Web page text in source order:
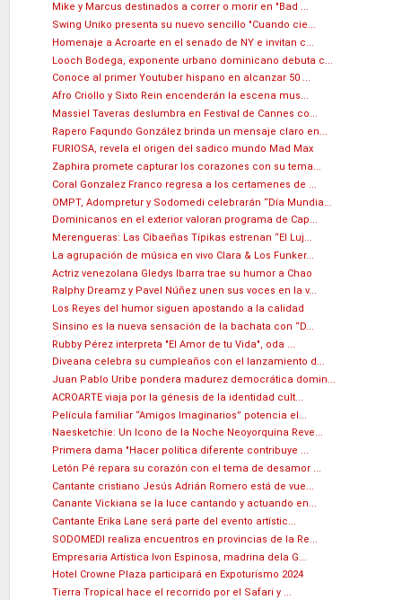
Mike y Marcus destinados a correr o morir en "Bad ...
Swing Uniko presenta su nuevo sencillo "Cuando cie...
Homenaje a Acroarte en el senado de NY e invitan c...
Looch Bodega, exponente urbano dominicano debuta c...
Conoce al primer Youtuber hispano en alcanzar 50 ...
Afro Criollo y Sixto Rein encenderán la escena mus...
Massiel Taveras deslumbra en Festival de Cannes co...
Rapero Faqundo González brinda un mensaje claro en...
FURIOSA, revela el origen del sadico mundo Mad Max
Zaphira promete capturar los corazones con su tema...
Coral Gonzalez Franco regresa a los certamenes de ...
OMPT, Adompretur y Sodomedi celebrarán “Día Mundia...
Dominicanos en el exterior valoran programa de Cap...
Merengueras: Las Cibaeñas Típikas estrenan “El Luj...
La agrupación de música en vivo Clara & Los Funker...
Actriz venezolana Gledys Ibarra trae su humor a Chao
Ralphy Dreamz y Pavel Núñez unen sus voces en la v...
Los Reyes del humor siguen apostando a la calidad
Sinsino es la nueva sensación de la bachata con “D...
Rubby Pérez interpreta "El Amor de tu Vida", oda ...
Diveana celebra su cumpleaños con el lanzamiento d...
Juan Pablo Uribe pondera madurez democrática domin...
ACROARTE viaja por la génesis de la identidad cult...
Película familiar “Amigos Imaginarios” potencia el...
Naesketchie: Un Icono de la Noche Neoyorquina Reve...
Primera dama "Hacer política diferente contribuye ...
Letón Pé repara su corazón con el tema de desamor ...
Cantante cristiano Jesús Adrián Romero está de vue...
Canante Vickiana se la luce cantando y actuando en...
Cantante Erika Lane será parte del evento artístic...
SODOMEDI realiza encuentros en provincias de la Re...
Empresaria Artística Ivon Espinosa, madrina dela G...
Hotel Crowne Plaza participará en Expoturismo 2024
Tierra Tropical hace el recorrido por el Safari y ...